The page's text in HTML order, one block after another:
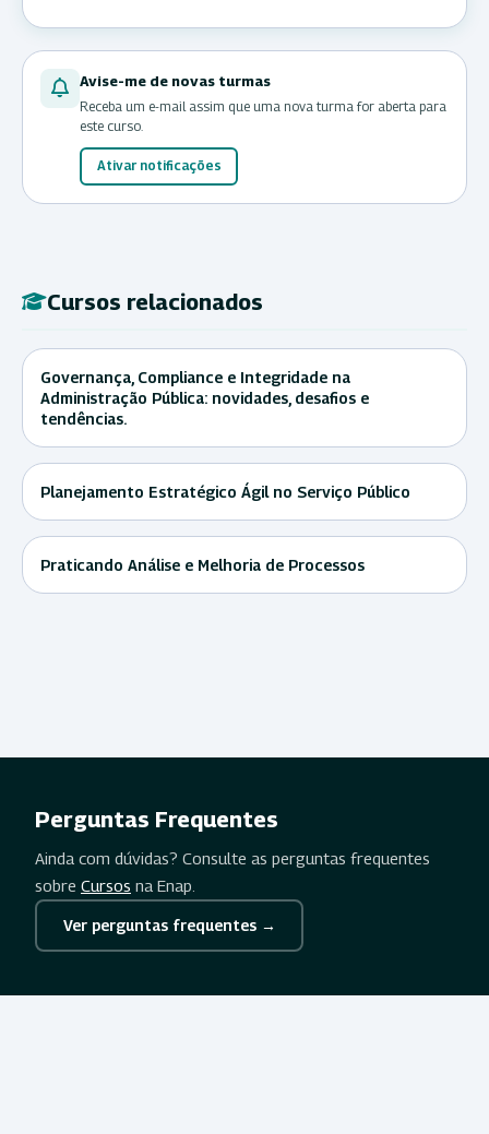
Avise-me de novas turmas
Receba um e-mail assim que uma nova turma for aberta para
este curso.
Ativar notificações
Cursos relacionados
Governança, Compliance e Integridade na
Administração Pública: novidades, desafios e
tendências.
Planejamento Estratégico Ágil no Serviço Público
Praticando Análise e Melhoria de Processos
Perguntas Frequentes
Ainda com dúvidas? Consulte as perguntas frequentes
sobre Cursos na Enap.
Ver perguntas frequentes →